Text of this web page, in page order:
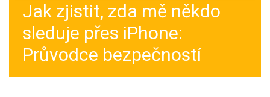
Jak zjistit, zda mě někdo
sleduje přes iPhone:
Průvodce bezpečností